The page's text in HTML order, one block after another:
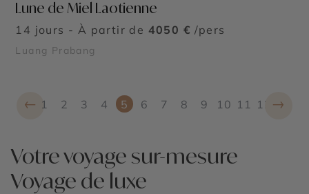
Lune de Miel Laotienne
14 jours - À partir de 4050 € /pers
Luang Prabang
← 1 2 3 4 5 6 7 8 9 10 11 12 →
Votre voyage sur-mesure
Voyage de luxe